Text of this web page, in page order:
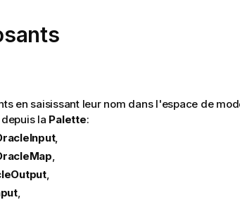
en saisissant leur nom dans l'espace de
la Palette:
,
,
,
,